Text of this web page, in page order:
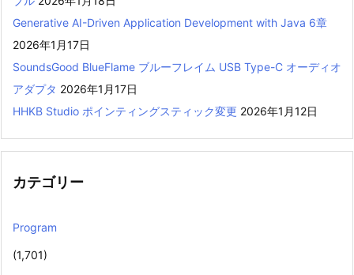
Generative AI-Driven Application Development with Java 6章
2026年1月17日
SoundsGood BlueFlame ブルーフレイム USB Type-C オーディオ
アダプタ 2026年1月17日
HHKB Studio ポインティングスティック変更 2026年1月12日
カテゴリー
Program
(1,701)